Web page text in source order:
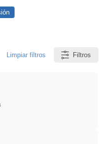
Limpiar filtros Filtros